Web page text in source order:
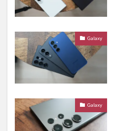
Galaxy
Galaxy